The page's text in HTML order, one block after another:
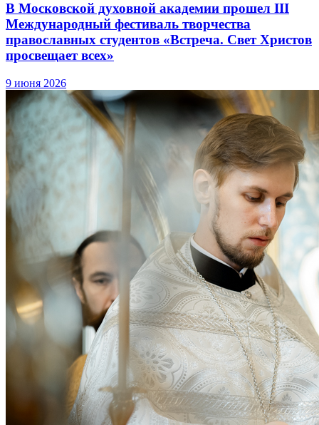
В Московской духовной академии прошел III
Международный фестиваль творчества
православных студентов «Встреча. Свет Христов
просвещает всех»
9 июня 2026